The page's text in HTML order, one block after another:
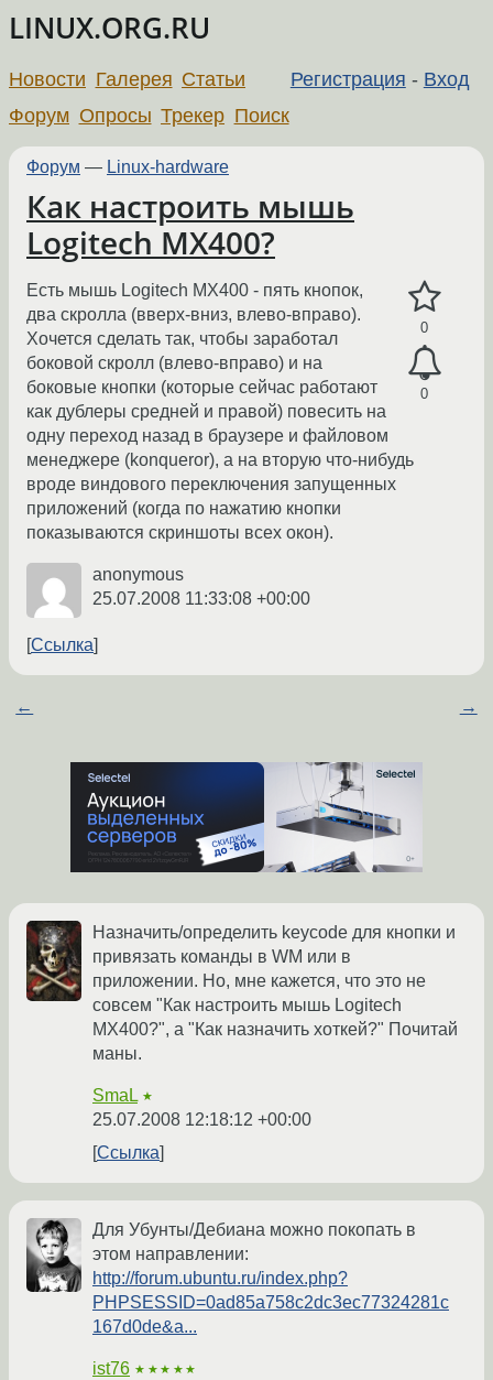
LINUX.ORG.RU
Регистрация - Вход
Новости Галерея Статьи
Форум Опросы Трекер Поиск
Форум — Linux-hardware
Как настроить мышь
Logitech MX400?
0
0
Есть мышь Logitech MX400 - пять кнопок,
два скролла (вверх-вниз, влево-вправо).
Хочется сделать так, чтобы заработал
боковой скролл (влево-вправо) и на
боковые кнопки (которые сейчас работают
как дублеры средней и правой) повесить на
одну переход назад в браузере и файловом
менеджере (konqueror), а на вторую что-нибудь
вроде виндового переключения запущенных
приложений (когда по нажатию кнопки
показываются скриншоты всех окон).
anonymous
25.07.2008 11:33:08 +00:00
Ссылка
← →
Назначить/определить keycode для кнопки и
привязать команды в WM или в
приложении. Но, мне кажется, что это не
совсем "Как настроить мышь Logitech
MX400?", а "Как назначить хоткей?" Почитай
маны.
SmaL ★
25.07.2008 12:18:12 +00:00
Ссылка
Для Убунты/Дебиана можно покопать в
этом направлении:
http://forum.ubuntu.ru/index.php?
PHPSESSID=0ad85a758c2dc3ec77324281c
167d0de&a...
ist76 ★★★★★